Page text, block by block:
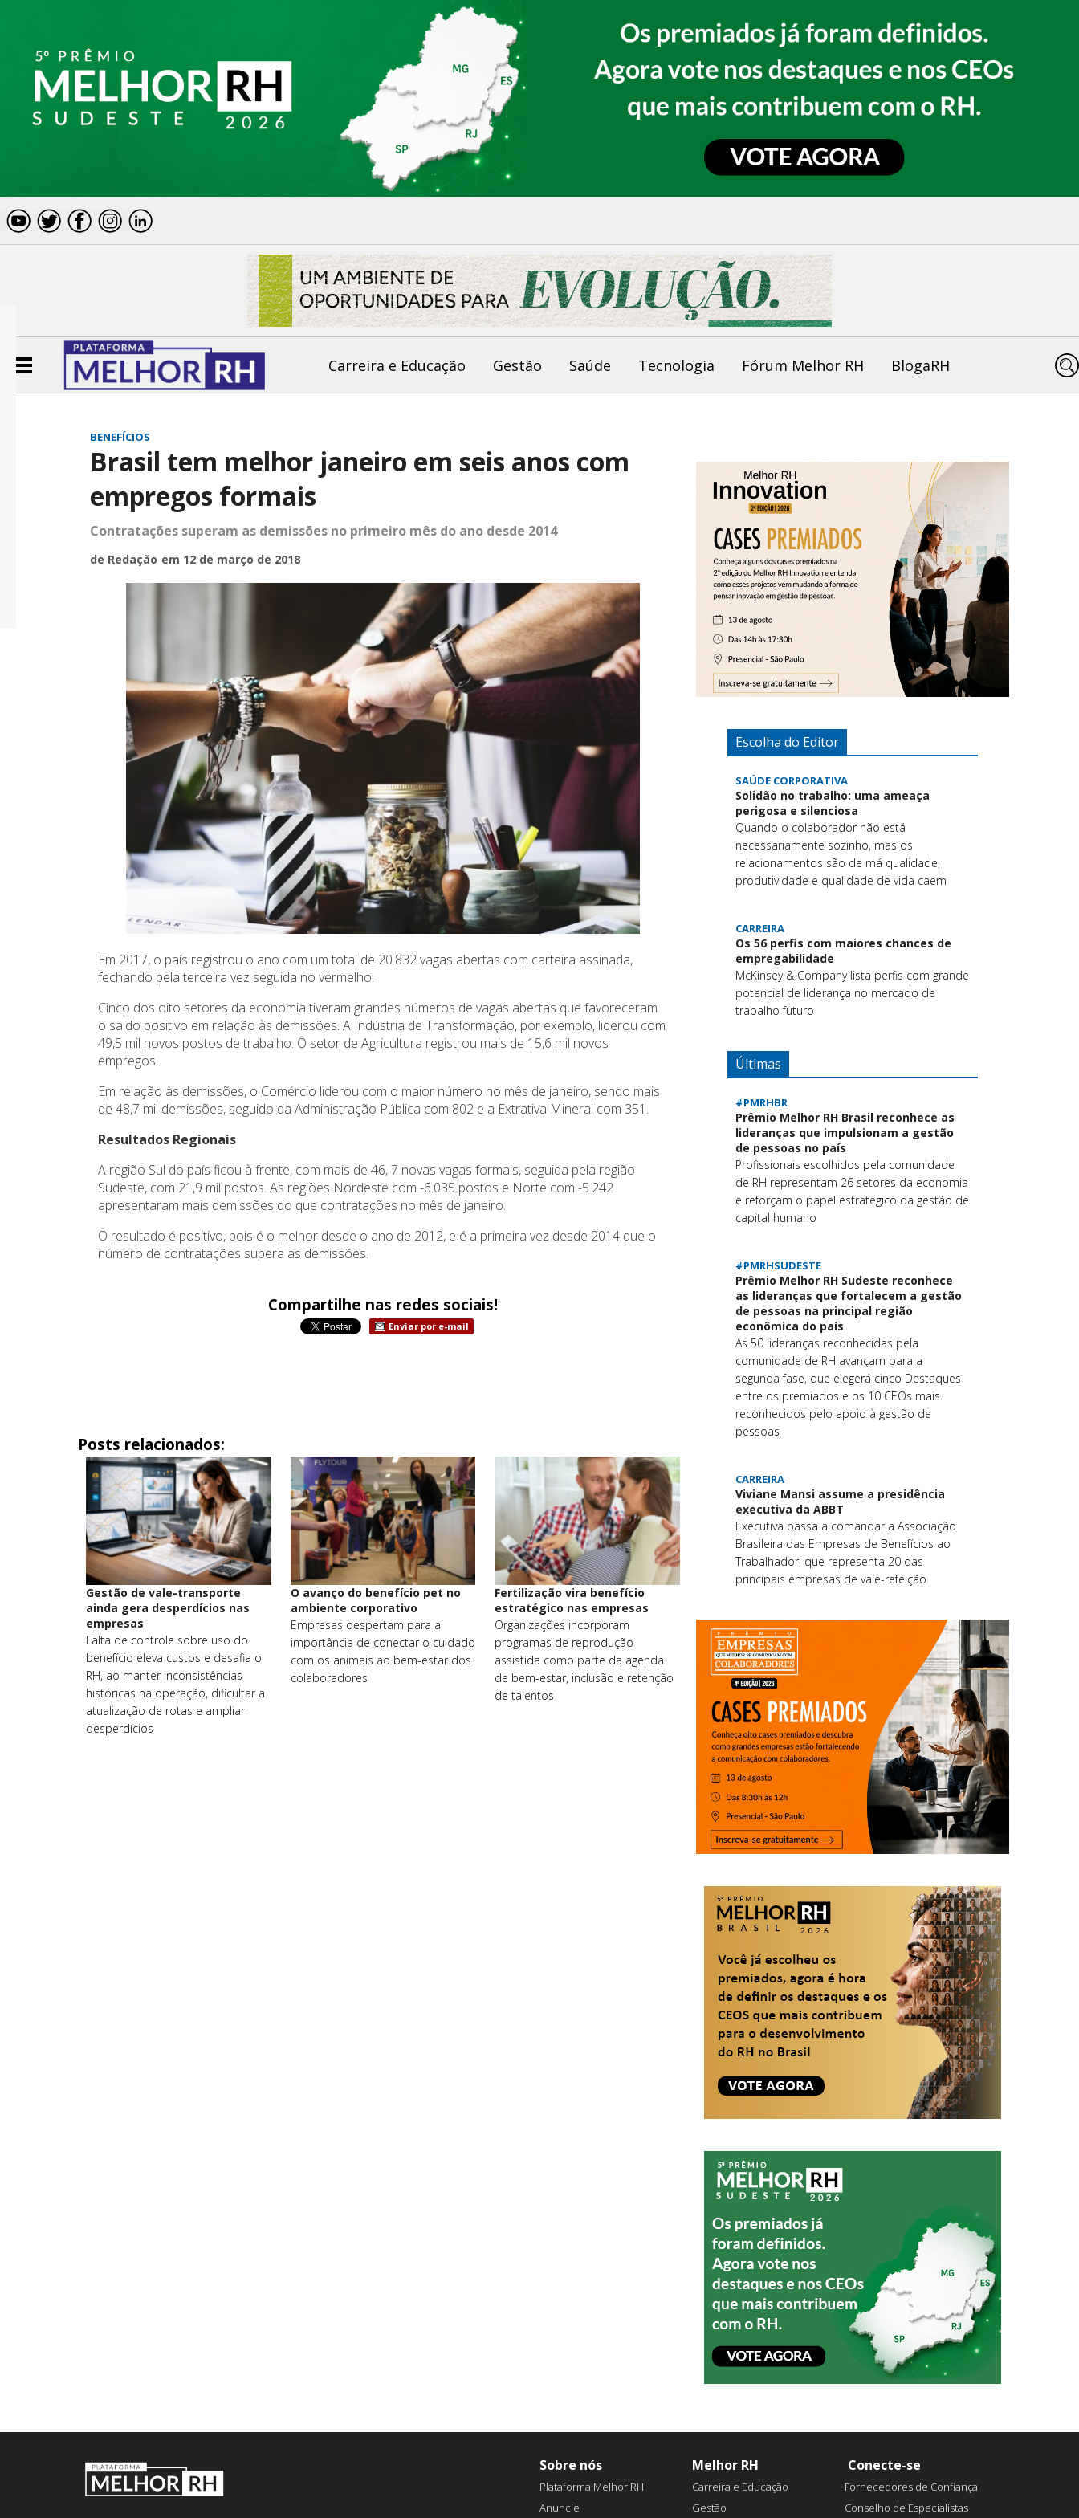
Carreira e Educação Gestão Saúde Tecnologia Fórum Melhor RH BlogaRH
BENEFÍCIOS
Brasil tem melhor janeiro em seis anos com
empregos formais
Contratações superam as demissões no primeiro mês do ano desde 2014
de Redação em 12 de março de 2018
Em 2017, o país registrou o ano com um total de 20.832 vagas abertas com carteira assinada,
fechando pela terceira vez seguida no vermelho.
Cinco dos oito setores da economia tiveram grandes números de vagas abertas que favoreceram
o saldo positivo em relação às demissões. A Indústria de Transformação, por exemplo, liderou com
49,5 mil novos postos de trabalho. O setor de Agricultura registrou mais de 15,6 mil novos
empregos.
Em relação às demissões, o Comércio liderou com o maior número no mês de janeiro, sendo mais
de 48,7 mil demissões, seguido da Administração Pública com 802 e a Extrativa Mineral com 351.
Resultados Regionais
A região Sul do país ficou à frente, com mais de 46, 7 novas vagas formais, seguida pela região
Sudeste, com 21,9 mil postos. As regiões Nordeste com -6.035 postos e Norte com -5.242
apresentaram mais demissões do que contratações no mês de janeiro.
O resultado é positivo, pois é o melhor desde o ano de 2012, e é a primeira vez desde 2014 que o
número de contratações supera as demissões.
Compartilhe nas redes sociais!
Enviar por e-mail
Posts relacionados:
Gestão de vale-transporte
ainda gera desperdícios nas
empresas
Falta de controle sobre uso do
benefício eleva custos e desafia o
RH, ao manter inconsistências
históricas na operação, dificultar a
atualização de rotas e ampliar
desperdícios
O avanço do benefício pet no
ambiente corporativo
Empresas despertam para a
importância de conectar o cuidado
com os animais ao bem-estar dos
colaboradores
Fertilização vira benefício
estratégico nas empresas
Organizações incorporam
programas de reprodução
assistida como parte da agenda
de bem-estar, inclusão e retenção
de talentos
Escolha do Editor
SAÚDE CORPORATIVA
Solidão no trabalho: uma ameaça
perigosa e silenciosa
Quando o colaborador não está
necessariamente sozinho, mas os
relacionamentos são de má qualidade,
produtividade e qualidade de vida caem
CARREIRA
Os 56 perfis com maiores chances de
empregabilidade
McKinsey & Company lista perfis com grande
potencial de liderança no mercado de
trabalho futuro
Últimas
#PMRHBR
Prêmio Melhor RH Brasil reconhece as
lideranças que impulsionam a gestão
de pessoas no país
Profissionais escolhidos pela comunidade
de RH representam 26 setores da economia
e reforçam o papel estratégico da gestão de
capital humano
#PMRHSUDESTE
Prêmio Melhor RH Sudeste reconhece
as lideranças que fortalecem a gestão
de pessoas na principal região
econômica do país
As 50 lideranças reconhecidas pela
comunidade de RH avançam para a
segunda fase, que elegerá cinco Destaques
entre os premiados e os 10 CEOs mais
reconhecidos pelo apoio à gestão de
pessoas
CARREIRA
Viviane Mansi assume a presidência
executiva da ABBT
Executiva passa a comandar a Associação
Brasileira das Empresas de Benefícios ao
Trabalhador, que representa 20 das
principais empresas de vale-refeição
Sobre nós
Plataforma Melhor RH
Anuncie
Melhor RH
Carreira e Educação
Gestão
Conecte-se
Fornecedores de Confiança
Conselho de Especialistas